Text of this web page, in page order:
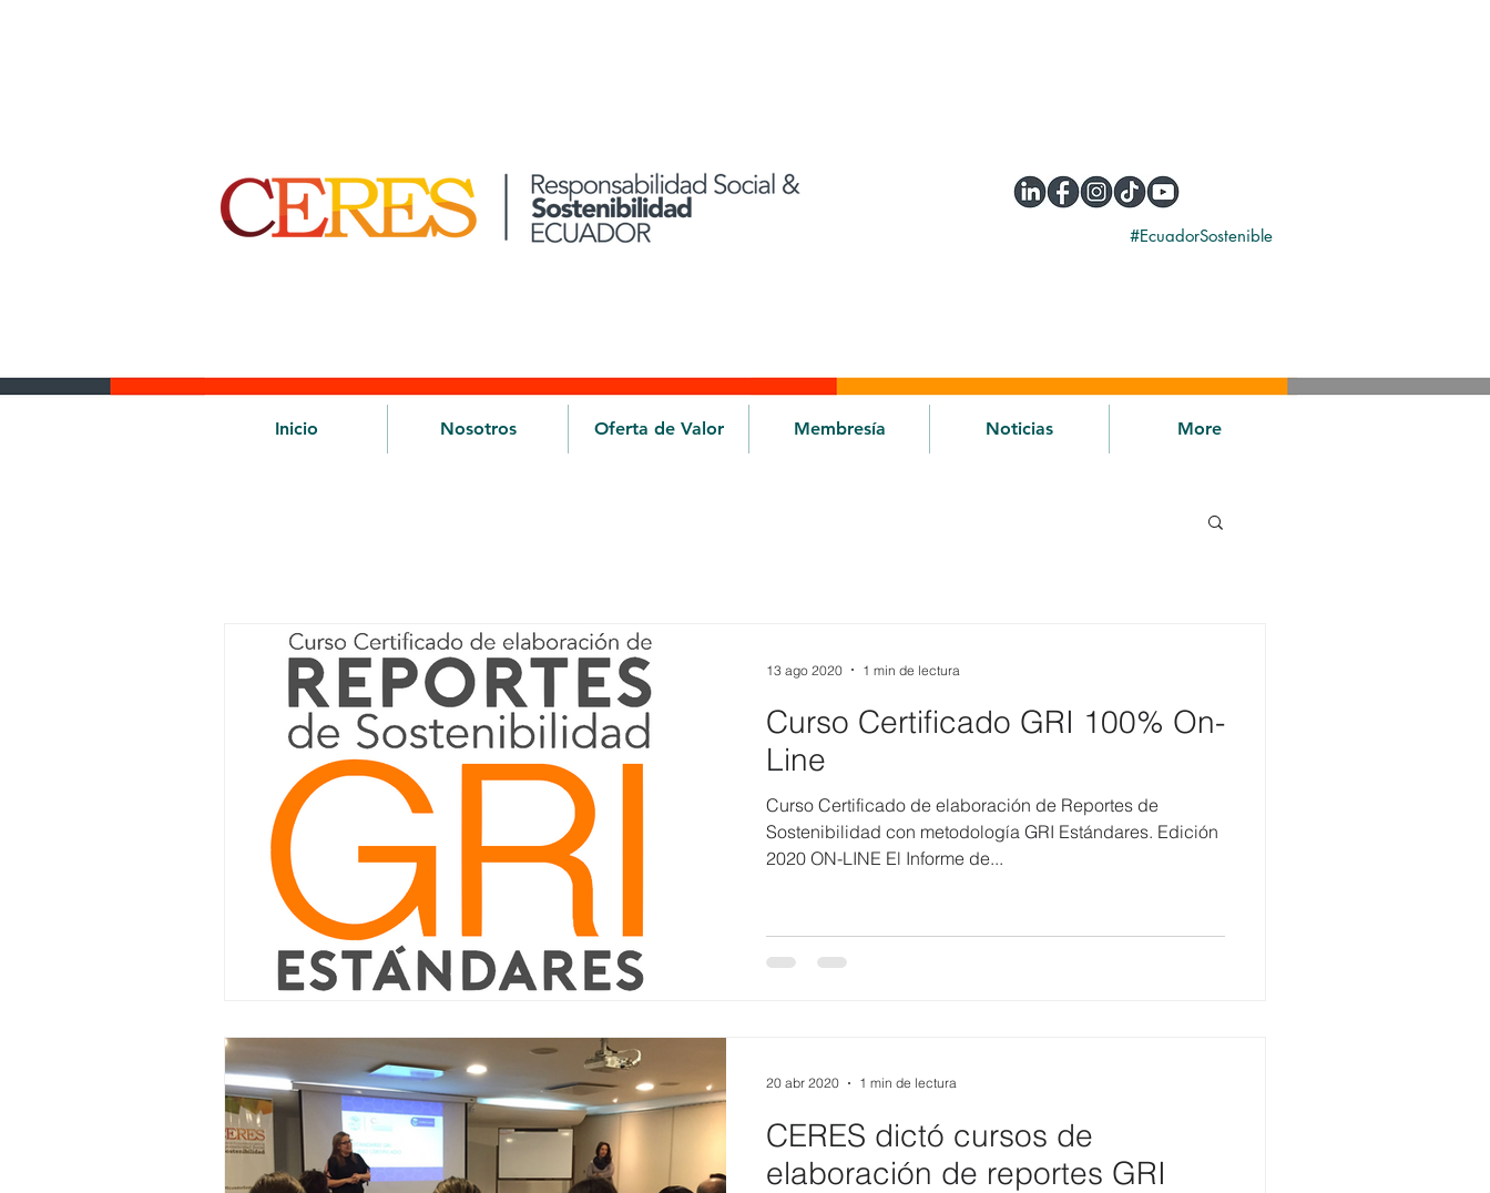
#EcuadorSostenible
Inicio Nosotros Oferta de Valor Membresía Noticias More
Curso Certificado GRI 100% On-
Line
Curso Certificado de elaboración de Reportes de
Sostenibilidad con metodología GRI Estándares. Edición
2020 ON-LINE El Informe de...
13 ago 2020 1 min de lectura
CERES dictó cursos de
elaboración de reportes GRI
20 abr 2020 1 min de lectura